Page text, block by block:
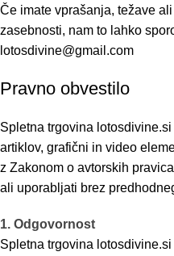
Če imate vprašanja, težave
zasebnosti, nam to lahko
lotosdivine@gmail.com
Pravno obvestilo
Spletna trgovina
artiklov, grafični in video
z Zakonom o avtorskih
ali uporabljati brez
1. Odgovornost
Spletna trgovina